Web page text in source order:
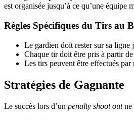
est organisée jusqu’à ce qu’une équipe
Règles Spécifiques du Tirs au
Le gardien doit rester sur sa ligne
Chaque tir doit être pris à partir
Les tirs peuvent être effectués
Stratégies de Gagnante
Le succès lors d’un penalty shoot outne